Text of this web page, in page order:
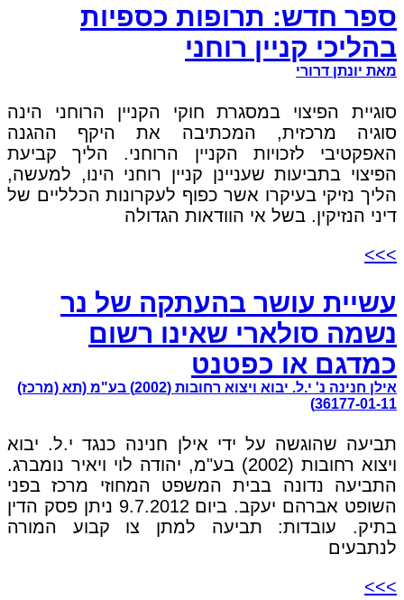
ספר חדש: תרופות כספיות
בהליכי קניין רוחני
מאת יונתן דרורי
סוגיית הפיצוי במסגרת חוקי הקניין הרוחני הינה
סוגיה מרכזית, המכתיבה את היקף ההגנה
האפקטיבי לזכויות הקניין הרוחני. הליך קביעת
הפיצוי בתביעות שעניינן קניין רוחני הינו, למעשה,
הליך נזיקי בעיקרו אשר כפוף לעקרונות הכלליים של
דיני הנזיקין. בשל אי הוודאות הגדולה
>>>
עשיית עושר בהעתקה של נר
נשמה סולארי שאינו רשום
כמדגם או כפטנט
אילן חנינה נ' י.ל. יבוא ויצוא רחובות (2002) בע"מ (תא (מרכז)
36177-01-11)
תביעה שהוגשה על ידי אילן חנינה כנגד י.ל. יבוא
ויצוא רחובות (2002) בע"מ, יהודה לוי ויאיר נומברג.
התביעה נדונה בבית המשפט המחוזי מרכז בפני
השופט אברהם יעקב. ביום 9.7.2012 ניתן פסק הדין
בתיק. עובדות: תביעה למתן צו קבוע המורה
לנתבעים
>>>